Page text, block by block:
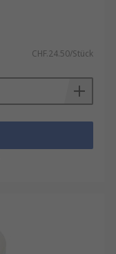
CHF.24.50/Stück